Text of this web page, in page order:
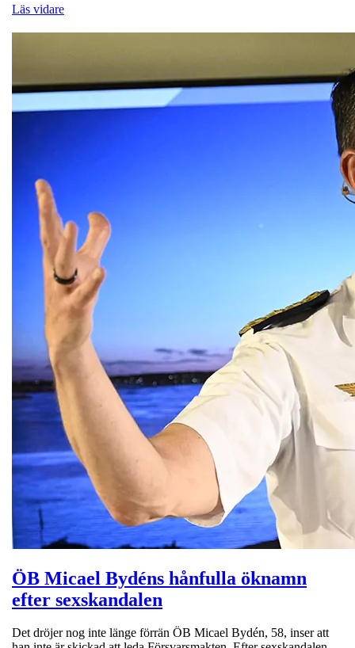
Läs vidare
ÖB Micael Bydéns hånfulla öknamn
efter sexskandalen
Det dröjer nog inte länge förrän ÖB Micael Bydén, 58, inser att